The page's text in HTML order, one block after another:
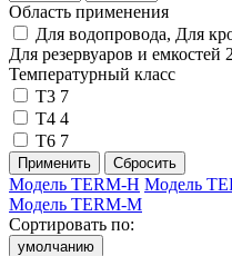
Область применения
Для водопровода, Для
Для резервуаров и емкостей
Температурный класс
Т3 7
Т4 4
Т6 7
Применить Сбросить
Модель TERM-H Модель
Модель TERM-М
Сортировать по:
умолчанию